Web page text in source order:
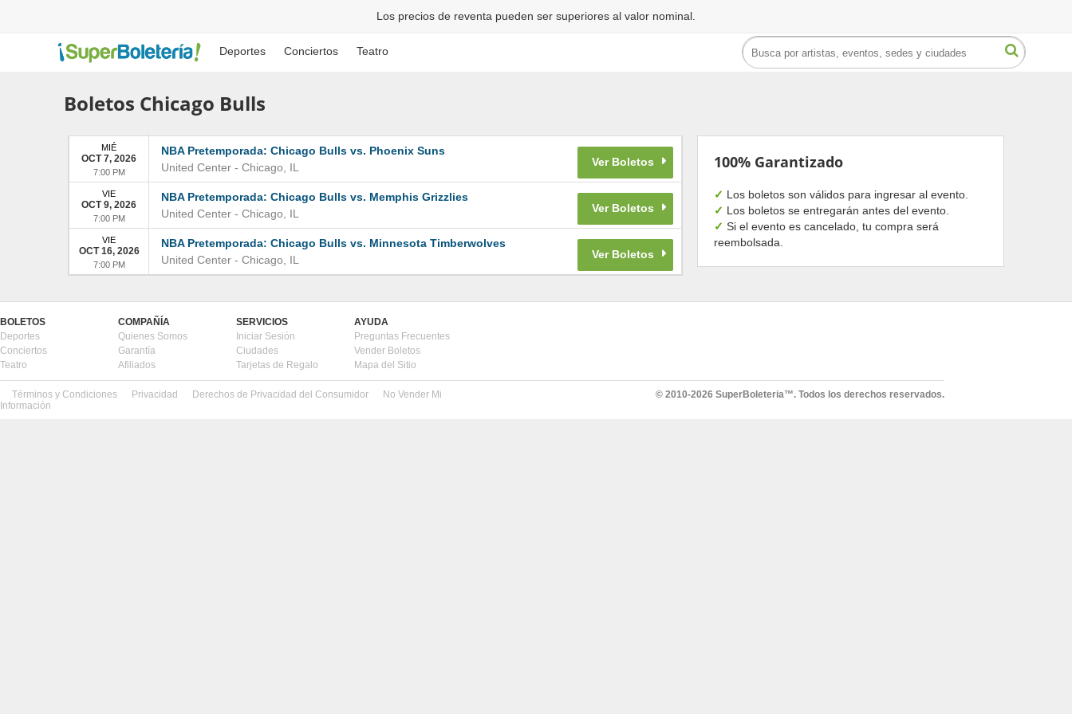
Los precios de reventa pueden ser superiores al valor nominal.
Deportes Conciertos Teatro
Boletos Chicago Bulls
NBA Pretemporada: Chicago Bulls vs. Phoenix Suns
United Center - Chicago IL
MIÉ
OCT 7, 2026
7:00 PM
NBA Pretemporada: Chicago Bulls vs. Memphis Grizzlies
United Center - Chicago IL
VIE
OCT 9, 2026
7:00 PM
NBA Pretemporada: Chicago Bulls vs. Minnesota Timberwolves
United Center - Chicago IL
VIE
OCT 16, 2026
7:00 PM
100% Garantizado
✓ Los boletos son válidos para ingresar al evento.
✓ Los boletos se entregarán antes del evento.
✓ Si el evento es cancelado, tu compra será
reembolsada.
BOLETOS
Deportes
Conciertos
Teatro
COMPAÑÍA
Quienes Somos
Garantía
Afiliados
SERVICIOS
Iniciar Sesión
Ciudades
Tarjetas de Regalo
AYUDA
Preguntas Frecuentes
Vender Boletos
Mapa del Sitio
Términos y Condiciones Privacidad Derechos de Privacidad del Consumidor
No Vender Mi
Información
© 2010-2026 SuperBoleteria™. Todos los derechos reservados.